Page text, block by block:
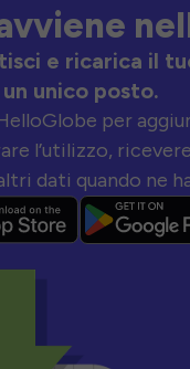
e ricarica il
un unico posto.
per
l’utilizzo,
dati quando ne